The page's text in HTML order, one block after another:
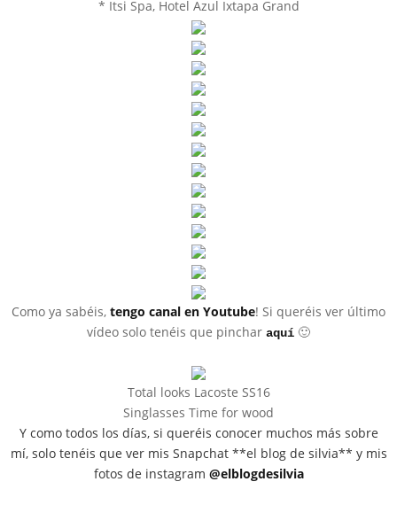
* Itsi Spa, Hotel Azul Ixtapa Grand
Como ya sabéis, tengo canal en Youtube! Si queréis ver último
vídeo solo tenéis que pinchar aquí 🙂
Total looks Lacoste SS16
Singlasses Time for wood
Y como todos los días, si queréis conocer muchos más sobre
mí, solo tenéis que ver mis Snapchat **el blog de silvia** y mis
fotos de instagram @elblogdesilvia